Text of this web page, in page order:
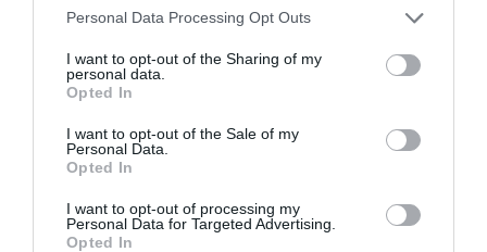
Please note that this website/app uses one or more Google
not limited to your visit or usage behaviour. You may click to
grant or deny consent to Google and its third-party tags to
use your data for below specified purposes in below Google
consent section.
Personal Data Processing Opt Outs
I want to opt-out of the Sharing of my
personal data.
Opted In
I want to opt-out of the Sale of my
Personal Data.
Opted In
I want to opt-out of processing my
Personal Data for Targeted Advertising.
Opted In
otthoni. Ebben szerepe van a pihenéshez
kapcsolódó hangulatnak is, a szállodák
azonban tudatosan építik fel az
„ötcsillagos” alvásélményt. A megfelelő
matrac, a rétegezés, a színek és a…
TÓTH EMMA